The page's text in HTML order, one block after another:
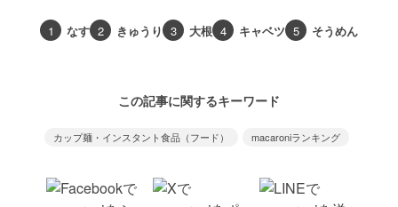
1 なす 2 きゅうり 3 大根 4 キャベツ 5 そうめん
この記事に関するキーワード
カップ麺・インスタント食品（フード） macaroniランキング